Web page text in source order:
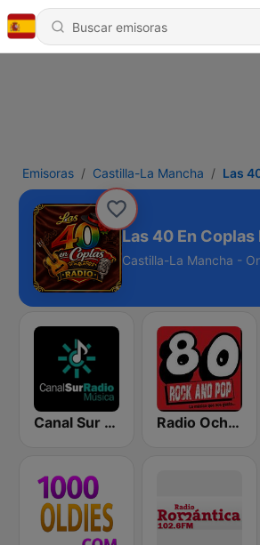
Emisoras Castilla-La Mancha Las
Las 40 En Coplas
Castilla-La Mancha -
Canal Sur Radio Música Radio Ochentas España